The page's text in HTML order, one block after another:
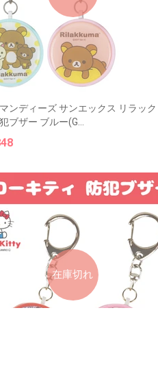
ンディーズ サンエックス リラック
ブザー ブルー(G...
在庫切れ